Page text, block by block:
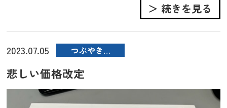
＞ 続きを見る
2023.07.05 つぶやき…
悲しい価格改定